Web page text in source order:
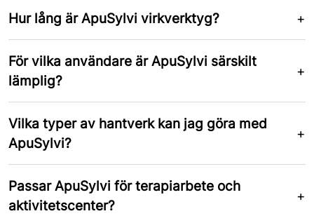
Hur lång är ApuSylvi virkverktyg?
För vilka användare är ApuSylvi särskilt
lämplig?
Vilka typer av hantverk kan jag göra med
ApuSylvi?
Passar ApuSylvi för terapiarbete och
aktivitetscenter?